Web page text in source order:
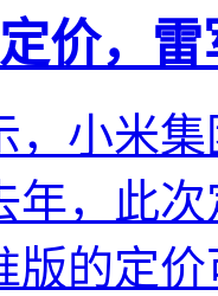
价，
，小米
年，此
版的定